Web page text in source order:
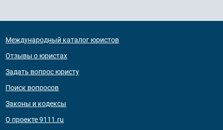
Международный каталог юристов
Отзывы о юристах
Задать вопрос юристу
Поиск вопросов
Законы и кодексы
О проекте 9111.ru